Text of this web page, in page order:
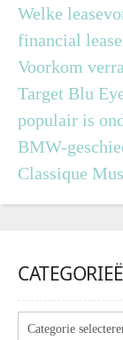
Welke
financial
Voorkom
Target Blu
populair is
BMW-
Classique